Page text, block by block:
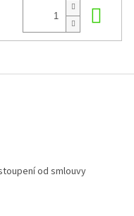
od smlouvy